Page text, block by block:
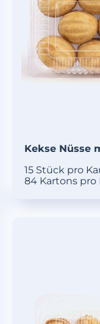
Kekse Nüsse
15 Stück pro
84 Kartons pro